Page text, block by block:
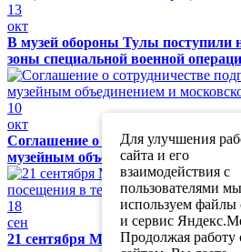
13
окт
В музей обороны Тулы поступили
зоны специальной военной
10
окт
Соглашение о сотрудничестве
музейным объединением и
18
сен
21 сентября Музей обороны Тулы
Для улучшения
сайта и его
взаимодействия с
пользователями мы
используем файлы
и сервис
Продолжая работу